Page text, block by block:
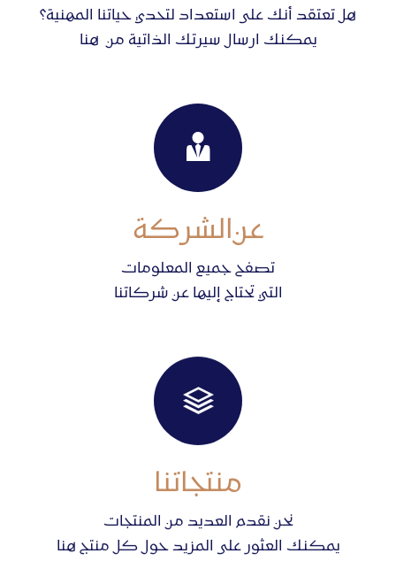
هل تعتقد أنك على استعداد لتحدي حياتنا المهنية؟
يمكنك ارسال سيرتك الذاتية من هنا
عنالشركة
تصفح جميع المعلومات
التي تحتاج إليها عن شركاتنا
منتجاتنا
نحن نقدم العديد من المنتجات
يمكنك العثور على المزيد حول كل منتج هنا